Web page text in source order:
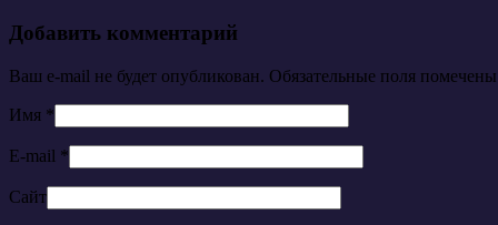
Добавить комментарий
Ваш e-mail не будет опубликован. Обязательные поля помечены
Имя *
E-mail *
Сайт